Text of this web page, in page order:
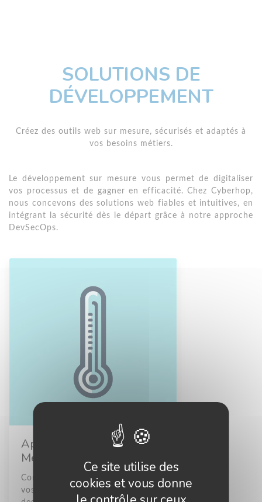
Ce site utilise des
cookies et vous donne
SOLUTIONS DE
DÉVELOPPEMENT
Créez des outils web sur mesure, sécurisés et adaptés à
vos besoins métiers.
Le développement sur mesure vous permet de digitaliser
vos processus et de gagner en efficacité. Chez Cyberhop,
nous concevons des solutions web fiables et intuitives, en
intégrant la sécurité dès le départ grâce à notre approche
DevSecOps.
Applications Métiers sur
Mesure
Conception d’outils web adaptés à
vos besoins. Nous développons